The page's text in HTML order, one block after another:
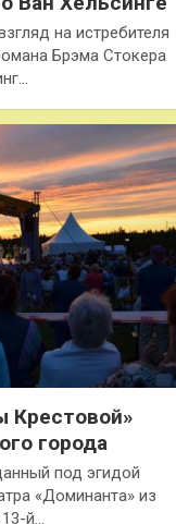
на истребителя
Брэма Стокера
Крестовой»
города
под эгидой
«Доминанта» из
й…